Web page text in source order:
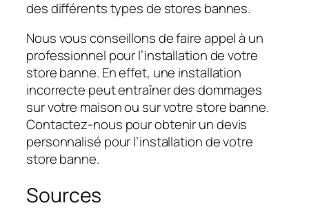
des différents types de stores bannes.
Nous vous conseillons de faire appel à un
professionnel pour l’installation de votre
store banne. En effet, une installation
incorrecte peut entraîner des dommages
sur votre maison ou sur votre store banne.
Contactez-nous pour obtenir un devis
personnalisé pour l’installation de votre
store banne.
Sources